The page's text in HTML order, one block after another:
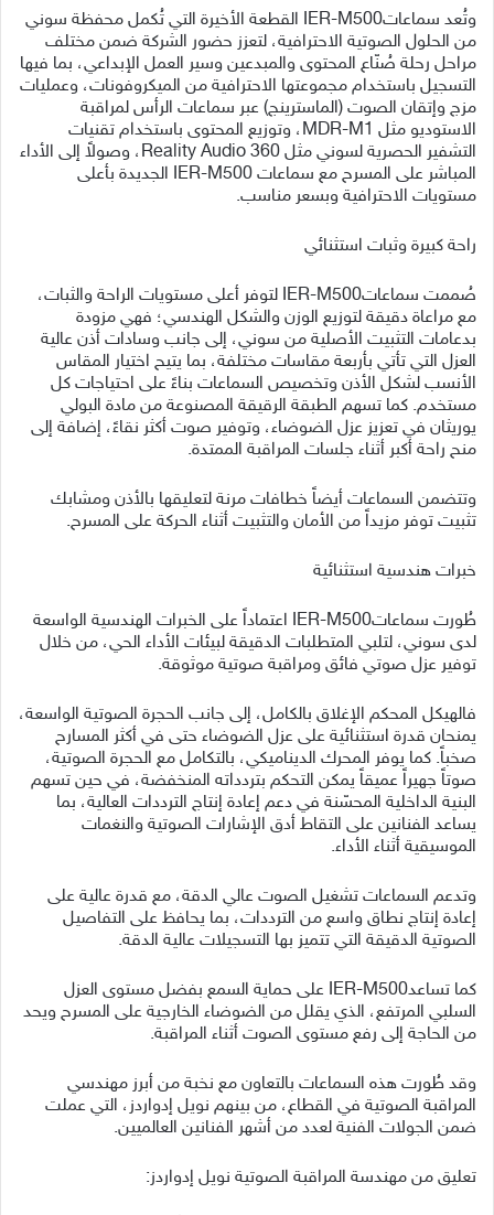
وتُعد سماعاتIER-M500 القطعة الأخيرة التي تُكمل محفظة سوني
من الحلول الصوتية الاحترافية، لتعزز حضور الشركة ضمن مختلف
مراحل رحلة صُنّاع المحتوى والمبدعين وسير العمل الإبداعي، بما فيها
التسجيل باستخدام مجموعتها الاحترافية من الميكروفونات، وعمليات
مزج وإتقان الصوت (الماسترينج) عبر سماعات الرأس لمراقبة
الاستوديو مثل MDR-M1، وتوزيع المحتوى باستخدام تقنيات
التشفير الحصرية لسوني مثل 360 Reality Audio، وصولاً إلى الأداء
المباشر على المسرح مع سماعات IER-M500 الجديدة بأعلى
مستويات الاحترافية وبسعر مناسب.
راحة كبيرة وثبات استثنائي
صُممت سماعاتIER-M500 لتوفر أعلى مستويات الراحة والثبات،
مع مراعاة دقيقة لتوزيع الوزن والشكل الهندسي؛ فهي مزودة
بدعامات التثبيت الأصلية من سوني، إلى جانب وسادات أذن عالية
العزل التي تأتي بأربعة مقاسات مختلفة، بما يتيح اختيار المقاس
الأنسب لشكل الأذن وتخصيص السماعات بناءً على احتياجات كل
مستخدم. كما تسهم الطبقة الرقيقة المصنوعة من مادة البولي
يوريثان في تعزيز عزل الضوضاء، وتوفير صوت أكثر نقاءً، إضافة إلى
منح راحة أكبر أثناء جلسات المراقبة الممتدة.
وتتضمن السماعات أيضاً خطافات مرنة لتعليقها بالأذن ومشابك
تثبيت توفر مزيداً من الأمان والتثبيت أثناء الحركة على المسرح.
خبرات هندسية استثنائية
طُورت سماعاتIER-M500 اعتماداً على الخبرات الهندسية الواسعة
لدى سوني، لتلبي المتطلبات الدقيقة لبيئات الأداء الحي، من خلال
توفير عزل صوتي فائق ومراقبة صوتية موثوقة.
فالهيكل المحكم الإغلاق بالكامل، إلى جانب الحجرة الصوتية الواسعة،
يمنحان قدرة استثنائية على عزل الضوضاء حتى في أكثر المسارح
صخباً. كما يوفر المحرك الديناميكي، بالتكامل مع الحجرة الصوتية،
صوتاً جهيراً عميقاً يمكن التحكم بتردداته المنخفضة، في حين تسهم
البنية الداخلية المحسّنة في دعم إعادة إنتاج الترددات العالية، بما
يساعد الفنانين على التقاط أدق الإشارات الصوتية والنغمات
الموسيقية أثناء الأداء.
وتدعم السماعات تشغيل الصوت عالي الدقة، مع قدرة عالية على
إعادة إنتاج نطاق واسع من الترددات، بما يحافظ على التفاصيل
الصوتية الدقيقة التي تتميز بها التسجيلات عالية الدقة.
كما تساعدIER-M500 على حماية السمع بفضل مستوى العزل
السلبي المرتفع، الذي يقلل من الضوضاء الخارجية على المسرح ويحد
من الحاجة إلى رفع مستوى الصوت أثناء المراقبة.
وقد طُورت هذه السماعات بالتعاون مع نخبة من أبرز مهندسي
المراقبة الصوتية في القطاع، من بينهم نويل إدواردز، التي عملت
ضمن الجولات الفنية لعدد من أشهر الفنانين العالميين.
تعليق من مهندسة المراقبة الصوتية نويل إدواردز: